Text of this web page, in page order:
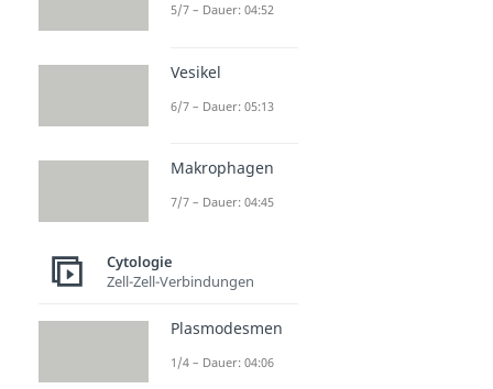
5/7 – Dauer: 04:52
Vesikel
6/7 – Dauer: 05:13
Makrophagen
7/7 – Dauer: 04:45
Cytologie
Zell-Zell-Verbindungen
Plasmodesmen
1/4 – Dauer: 04:06